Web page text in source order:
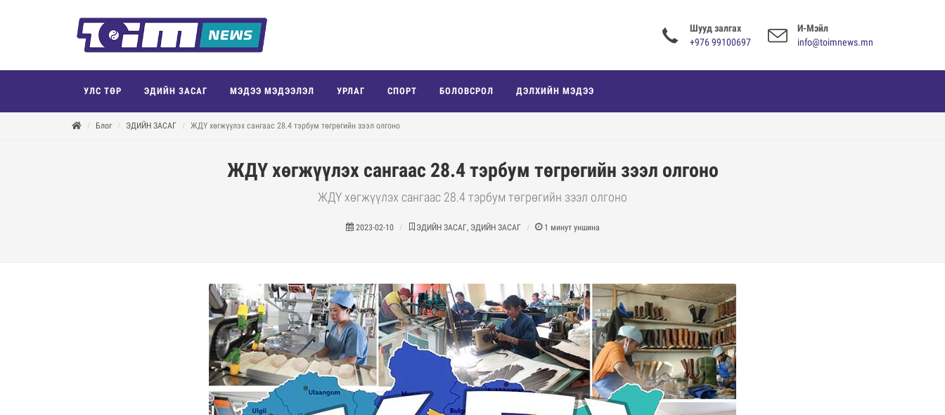
Шууд залгах
+976 99100697
И-Мэйл
info@toimnews.mn
УЛС ТӨР ЭДИЙН ЗАСАГ МЭДЭЭ МЭДЭЭЛЭЛ УРЛАГ СПОРТ БОЛОВСРОЛ ДЭЛХИЙН МЭДЭЭ
Блог ЭДИЙН ЗАСАГ ЖДҮ хөгжүүлэх сангаас 28.4 тэрбум төгрөгийн зээл олгоно
ЖДҮ хөгжүүлэх сангаас 28.4 тэрбум төгрөгийн зээл олгоно
ЖДҮ хөгжүүлэх сангаас 28.4 тэрбум төгрөгийн зээл олгоно
2023-02-10 ЭДИЙН ЗАСАГ, ЭДИЙН ЗАСАГ 1 минут уншина